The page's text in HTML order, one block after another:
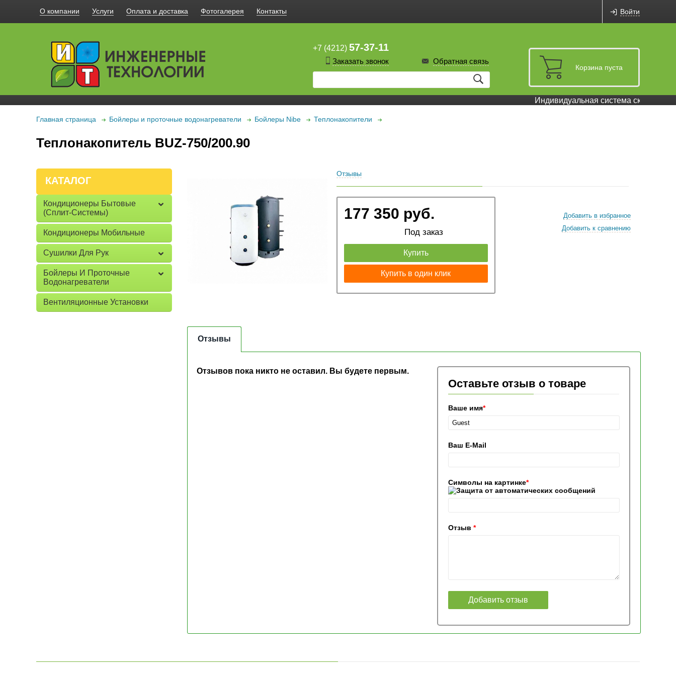
Войти
+7 (4212) 57-37-11
Заказать звонок Обратная связь
Корзина пуста
О компании Услуги Оплата и доставка Фотогалерея Контакты
Индивидуальная система скидок и
Главная страница Бойлеры и проточные водонагреватели Бойлеры Nibe Теплонакопители
Теплонакопитель BUZ-750/200.90
КАТАЛОГ
Кондиционеры Бытовые
(сплит-Системы)
Кондиционеры Мобильные
Сушилки Для Рук
Бойлеры И Проточные
Водонагреватели
Вентиляционные Установки
Отзывы
177 350 руб.
Под заказ
Купить
Купить в один клик
Добавить в избранное
Добавить к сравнению
Отзывы
Отзывов пока никто не оставил. Вы будете первым.
Оставьте отзыв о товаре
Ваше имя*
Ваш E-Mail
Символы на картинке*
Отзыв *